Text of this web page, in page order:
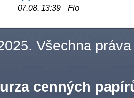
07.08. 13:39 Fio
Všechna práva
cenných